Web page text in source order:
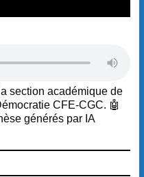
section académique de
CFE-CGC. 🤖
générés par IA